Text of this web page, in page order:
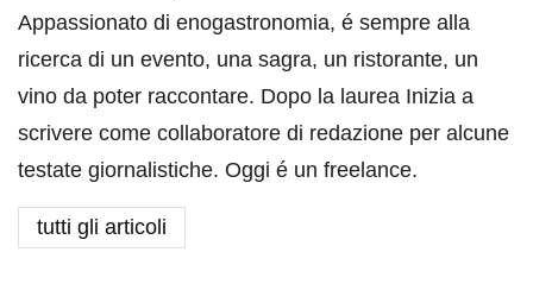
Appassionato di enogastronomia, é sempre alla
ricerca di un evento, una sagra, un ristorante, un
vino da poter raccontare. Dopo la laurea Inizia a
scrivere come collaboratore di redazione per alcune
testate giornalistiche. Oggi é un freelance.
tutti gli articoli